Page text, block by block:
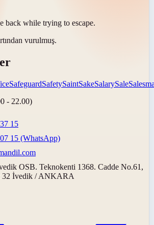
back while trying to escape.
vurulmuş.
SafeguardSafetySaintSakeSalarySale
- 22.00)
15
15 (WhatsApp)
OSB. Teknokenti 1368. Cadde No.61,
32 İvedik / ANKARA